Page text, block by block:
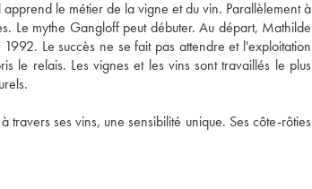
le métier de la vigne et du vin. Parallèlement à
Le mythe Gangloff peut débuter. Au départ, Mathilde
Le succès ne se fait pas attendre et l'exploitation
le relais. Les vignes et les vins sont travaillés le plus
ses vins, une sensibilité unique. Ses côte-rôties